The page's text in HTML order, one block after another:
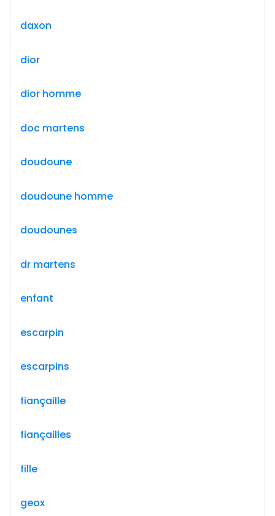
daxon
dior
dior homme
doc martens
doudoune
doudoune homme
doudounes
dr martens
enfant
escarpin
escarpins
fiançaille
fiançailles
fille
geox